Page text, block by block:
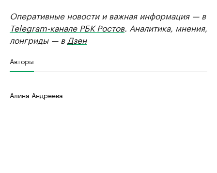
Оперативные новости и важная информация — в
Telegram-канале РБК Ростов. Аналитика, мнения,
лонгриды — в Дзен
Авторы
Алина Андреева